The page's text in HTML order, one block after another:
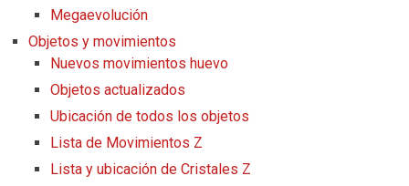
Megaevolución
Objetos y movimientos
Nuevos movimientos huevo
Objetos actualizados
Ubicación de todos los objetos
Lista de Movimientos Z
Lista y ubicación de Cristales Z